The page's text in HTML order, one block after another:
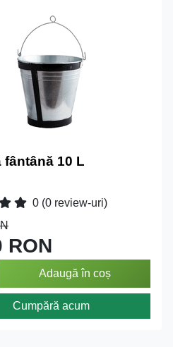
fântână 10 L
0 (0 review-uri)
RON
Adaugă în coș
Cumpără acum